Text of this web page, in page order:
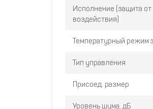
Исполнение (защита
воздействия)
Температурный режим
Тип управления
Присоед. размер
Уровень шума, дБ